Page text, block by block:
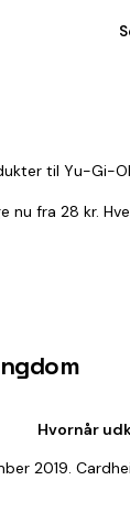
til Yu-
fra 28 kr.
Hvornår
2019.